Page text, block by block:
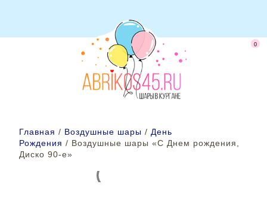
0
Главная / Воздушные шары / День
Рождения / Воздушные шары «С Днем рождения,
Диско 90-е»